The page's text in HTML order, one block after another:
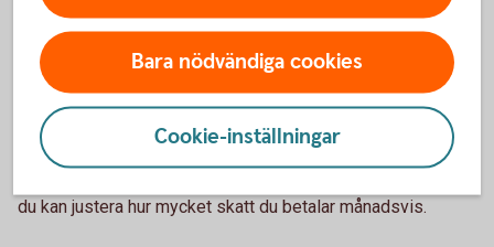
Om du förväntas få en större summa skatteåterbäring kan
du välja att skattejämka. Jämkning, eller skattejämkning
innebär att din arbetsgivare drar mindre skatt på din lön
varje månad. Att jämka kan vara ett bra alternativ om du har
höga ränteutgifter och vill sänka din månadskostnad.
du kan justera hur mycket skatt du betalar månadsvis.
Bara nödvändiga cookies
Cookie-inställningar